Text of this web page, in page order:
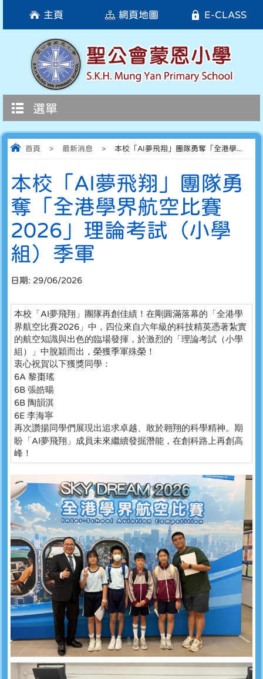
選單
E-CLASS
網頁地圖
主頁
首頁 > 最新消息 > 本校「AI夢飛翔」團隊勇奪「全港學...
本校「AI夢飛翔」團隊勇
奪「全港學界航空比賽
2026」理論考試（小學
組）季軍
日期: 29/06/2026
本校「 AI夢飛翔」團隊再創佳績！在剛圓滿落幕的「全港學
界航空比賽2026 」中，四位來自六年級的科技精英憑著紮實
的航空知識與出色的臨場發揮，於激烈的「理論考試（小學
組）」中脫穎而出，榮獲季軍殊榮！
衷心祝賀以下獲獎同學：
6A 黎棗瑤
6B 張皓暘
6B 陶韻淇
6E 李海寧
再次讚揚同學們展現出追求卓越、敢於翱翔的科學精神。期
盼「 AI夢飛翔」成員未來繼續發掘潛能，在創科路上再創高
峰！